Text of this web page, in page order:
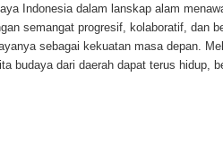
Indonesia dalam lanskap alam
semangat progresif, kolaboratif, dan
sebagai kekuatan masa depan.
budaya dari daerah dapat terus hidup,